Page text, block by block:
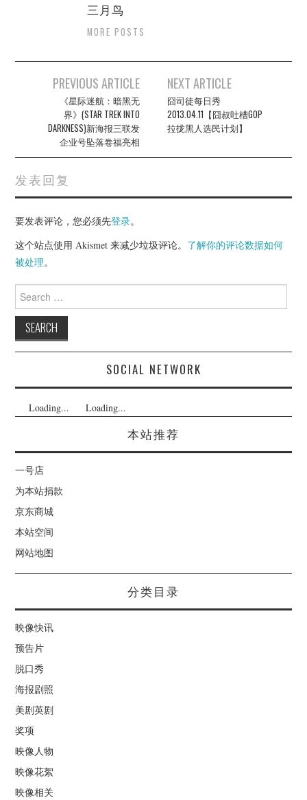
三月鸟
MORE POSTS
navigation
PREVIOUS ARTICLE
《星际迷航：暗黑无
界》(STAR TREK INTO
DARKNESS)新海报三联发
企业号坠落卷福亮相
NEXT ARTICLE
囧司徒每日秀
2013.04.11【囧叔吐槽GOP
拉拢黑人选民计划】
发表回复
要发表评论，您必须先登录。
这个站点使用 Akismet 来减少垃圾评论。 了解你的评论数据如何
被处理。
Search
for:
SOCIAL NETWORK
Loading... Loading...
本站推荐
一号店
为本站捐款
京东商城
本站空间
网站地图
分类目录
映像快讯
预告片
脱口秀
海报剧照
美剧英剧
奖项
映像人物
映像花絮
映像相关